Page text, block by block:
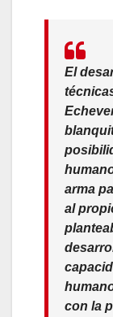
El
arma
al
con la